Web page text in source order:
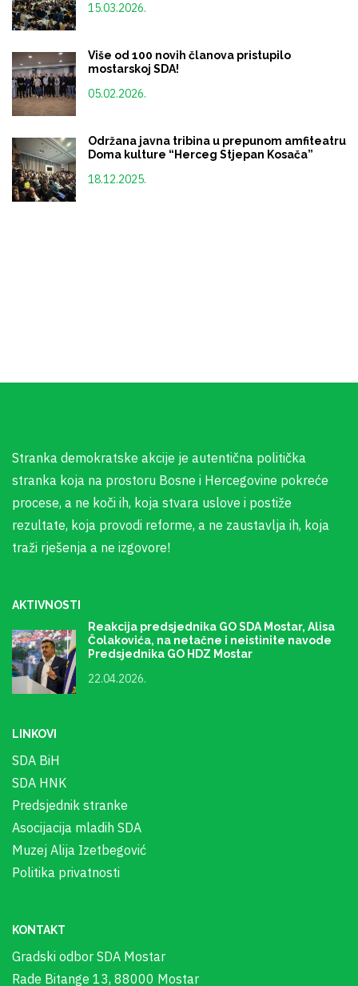
15.03.2026.
Više od 100 novih članova pristupilo
mostarskoj SDA!
05.02.2026.
Održana javna tribina u prepunom amfiteatru
Doma kulture “Herceg Stjepan Kosača”
18.12.2025.
Stranka demokratske akcije je autentična politička
stranka koja na prostoru Bosne i Hercegovine pokreće
procese, a ne koči ih, koja stvara uslove i postiže
rezultate, koja provodi reforme, a ne zaustavlja ih, koja
traži rješenja a ne izgovore!
AKTIVNOSTI
Reakcija predsjednika GO SDA Mostar, Alisa
Čolakovića, na netačne i neistinite navode
Predsjednika GO HDZ Mostar
22.04.2026.
LINKOVI
SDA BiH
SDA HNK
Predsjednik stranke
Asocijacija mladih SDA
Muzej Alija Izetbegović
Politika privatnosti
KONTAKT
Gradski odbor SDA Mostar
Rade Bitange 13, 88000 Mostar